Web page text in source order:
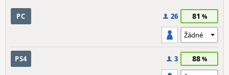
PC 26 81
PS4 3 88